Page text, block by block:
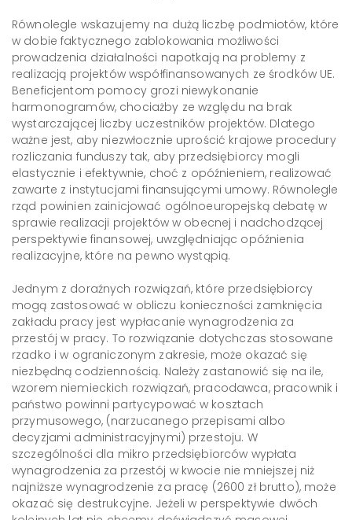
Równolegle wskazujemy na dużą liczbę podmiotów, które
w dobie faktycznego zablokowania możliwości
prowadzenia działalności napotkają na problemy z
realizacją projektów współfinansowanych ze środków UE.
Beneficjentom pomocy grozi niewykonanie
harmonogramów, chociażby ze względu na brak
wystarczającej liczby uczestników projektów. Dlatego
ważne jest, aby niezwłocznie uprościć krajowe procedury
rozliczania funduszy tak, aby przedsiębiorcy mogli
elastycznie i efektywnie, choć z opóźnieniem, realizować
zawarte z instytucjami finansującymi umowy. Równolegle
rząd powinien zainicjować ogólnoeuropejską debatę w
sprawie realizacji projektów w obecnej i nadchodzącej
perspektywie finansowej, uwzględniając opóźnienia
realizacyjne, które na pewno wystąpią.
Jednym z doraźnych rozwiązań, które przedsiębiorcy
mogą zastosować w obliczu konieczności zamknięcia
zakładu pracy jest wypłacanie wynagrodzenia za
przestój w pracy. To rozwiązanie dotychczas stosowane
rzadko i w ograniczonym zakresie, może okazać się
niezbędną codziennością. Należy zastanowić się na ile,
wzorem niemieckich rozwiązań, pracodawca, pracownik i
państwo powinni partycypować w kosztach
przymusowego, (narzucanego przepisami albo
decyzjami administracyjnymi) przestoju. W
szczególności dla mikro przedsiębiorców wypłata
wynagrodzenia za przestój w kwocie nie mniejszej niż
najniższe wynagrodzenie za pracę (2600 zł brutto), może
okazać się destrukcyjne. Jeżeli w perspektywie dwóch